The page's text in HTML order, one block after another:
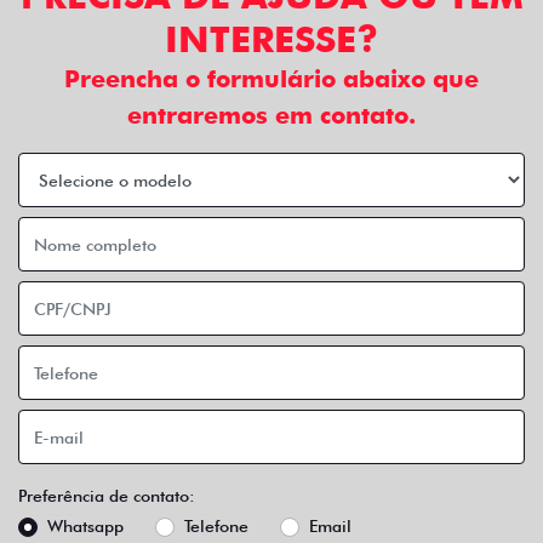
INTERESSE?
Preencha o formulário abaixo que
entraremos em contato.
Preferência de contato:
Whatsapp
Telefone Email